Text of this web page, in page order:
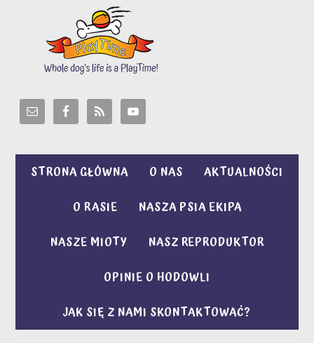
STRONA GŁÓWNA O NAS
AKTUALNOŚCI
O RASIE
NASZA PSIA EKIPA
NASZE MIOTY
NASZ REPRODUKTOR
OPINIE O HODOWLI
JAK SIĘ Z NAMI SKONTAKTOWAĆ?